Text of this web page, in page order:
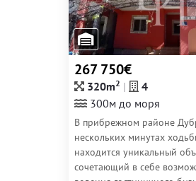
267 750€
320m2
4
300м до моря
В прибрежном районе
нескольких минутах
находится уникальный
сочетающий в себе